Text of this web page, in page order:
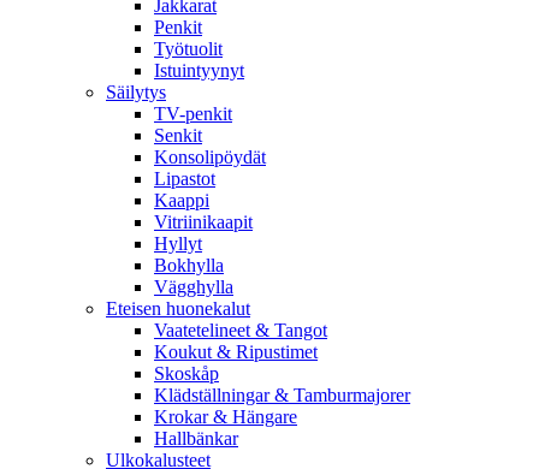
Jakkarat
Penkit
Työtuolit
Istuintyynyt
Säilytys
TV-penkit
Senkit
Konsolipöydät
Lipastot
Kaappi
Vitriinikaapit
Hyllyt
Bokhylla
Vägghylla
Eteisen huonekalut
Vaatetelineet & Tangot
Koukut & Ripustimet
Skoskåp
Klädställningar & Tamburmajorer
Krokar & Hängare
Hallbänkar
Ulkokalusteet